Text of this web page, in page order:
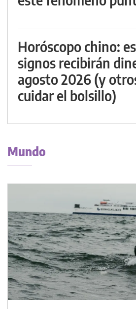
Horóscopo chino:
signos recibirán
agosto 2026 (y
cuidar el bolsillo)
Mundo